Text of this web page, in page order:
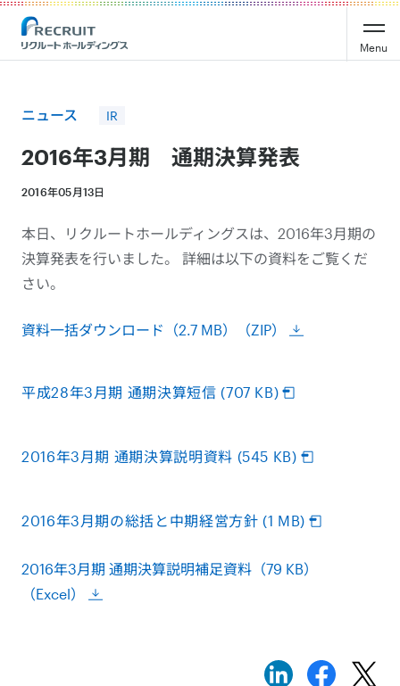
Recruit Holdings
Menu
ニュース IR
2016年3月期 通期決算発表
2016年05月13日
本日、リクルートホールディングスは、2016年3月期の
決算発表を行いました。 詳細は以下の資料をご覧くだ
さい。
資料一括ダウンロード（2.7 MB）（ZIP）
平成28年3月期 通期決算短信 (707 KB)
2016年3月期 通期決算説明資料 (545 KB)
2016年3月期の総括と中期経営方針 (1 MB)
2016年3月期 通期決算説明補足資料（79 KB）
（Excel）